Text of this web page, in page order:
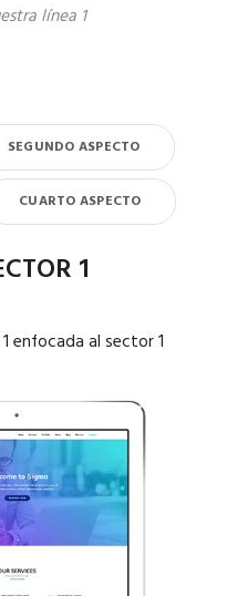
línea 1
SEGUNDO ASPECTO
CUARTO ASPECTO
1
enfocada al sector 1